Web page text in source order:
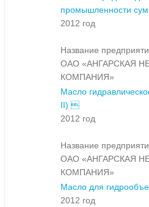
промышленности
2012 год
Название
ОАО «АНГАРСКАЯ
КОМПАНИЯ»
Масло
II) 
2012 год
Название
ОАО «АНГАРСКАЯ
КОМПАНИЯ»
Масло для
2012 год